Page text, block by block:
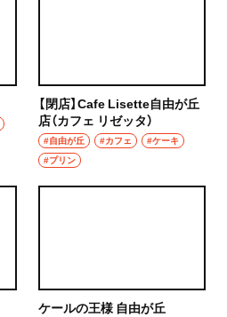
【閉店】Cafe Lisette自由が丘
店（カフェ リゼッタ）
#自由が丘 #カフェ
#ケーキ
#プリン
ケールの王様 自由が丘